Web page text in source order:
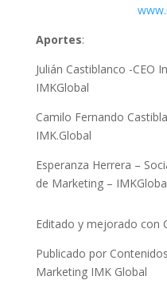
Aportes:
Julián Castiblanco -CEO
IMKGlobal
Camilo Fernando
IMK.Global
Esperanza Herrera –
de Marketing –
Editado y mejorado con
Publicado por
Marketing IMK Global